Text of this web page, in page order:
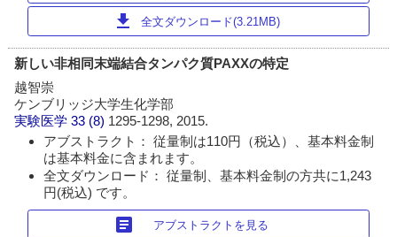
download 全文ダウンロード(3.21MB)
新しい非相同末端結合タンパク質PAXXの特定
越智崇
ケンブリッジ大学生化学部
実験医学 33 (8) 1295-1298, 2015.
アブストラクト： 従量制は110円（税込）、基本料金制
は基本料金に含まれます。
全文ダウンロード： 従量制、基本料金制の方共に1,243
円(税込) です。
article アブストラクトを見る